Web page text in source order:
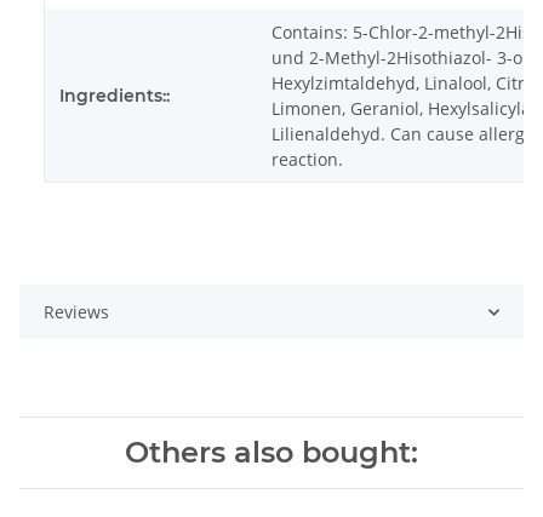
Ingredients::
Contains: 5-Chlor-2-methyl-
und 2-Methyl-2Hisothiazol- 3-on
Hexylzimtaldehyd, Linalool,
Limonen, Geraniol, Hexylsalicylat,
Lilienaldehyd. Can cause allergic
reaction.
Reviews
Others also bought: